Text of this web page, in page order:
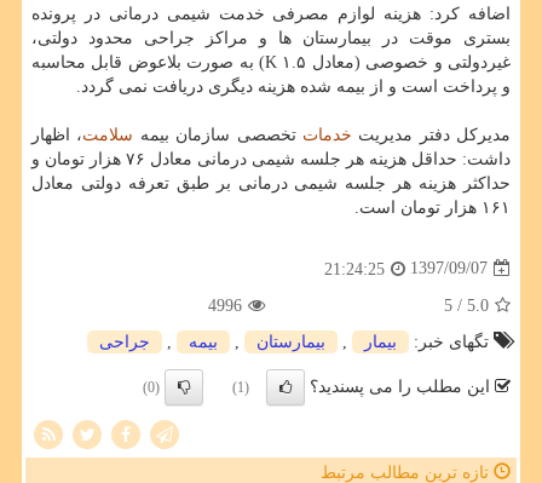
اضافه كرد: هزینه لوازم مصرفی خدمت شیمی درمانی در پرونده
بستری موقت در بیمارستان ها و مراكز جراحی محدود دولتی،
غیردولتی و خصوصی (معادل ۱.۵ K) به صورت بلاعوض قابل محاسبه
و پرداخت است و از بیمه شده هزینه دیگری دریافت نمی گردد.
مدیركل دفتر مدیریت خدمات تخصصی سازمان بیمه سلامت، اظهار
داشت: حداقل هزینه هر جلسه شیمی درمانی معادل ۷۶ هزار تومان و
حداكثر هزینه هر جلسه شیمی درمانی بر طبق تعرفه دولتی معادل
۱۶۱ هزار تومان است.
1397/09/07
21:24:25
5.0
/ 5
4996
تگهای خبر:
بیمار بیمارستان بیمه جراحی
این مطلب را می پسندید؟ (1)
(0)
تازه ترین مطالب مرتبط